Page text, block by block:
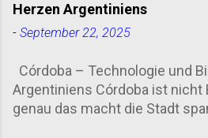
Herzen Argentiniens
- September 22, 2025
Córdoba – Technologie und
Argentiniens Córdoba ist nicht
genau das macht die Stadt